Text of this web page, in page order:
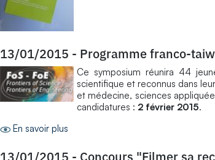
13/01/2015 - Programme franco-
Ce symposium réunira 44
scientifique et reconnus dans
et médecine, sciences
candidatures : 2 février 2015.
En savoir plus
13/01/2015 - Concours "Filmer sa